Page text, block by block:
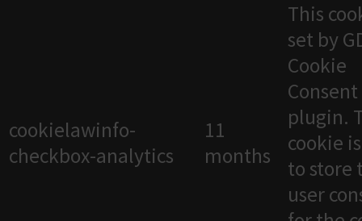
cookielawinfo-
checkbox-analytics
11
months
This
set by
Cookie
Consent
plugin.
cookie
to store
user